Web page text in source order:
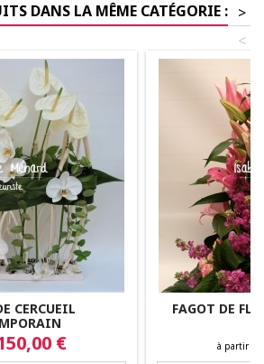
DANS LA MÊME CATÉGORIE : >
<
CERCUEIL
€
FAGOT DE
Prix
à partir de